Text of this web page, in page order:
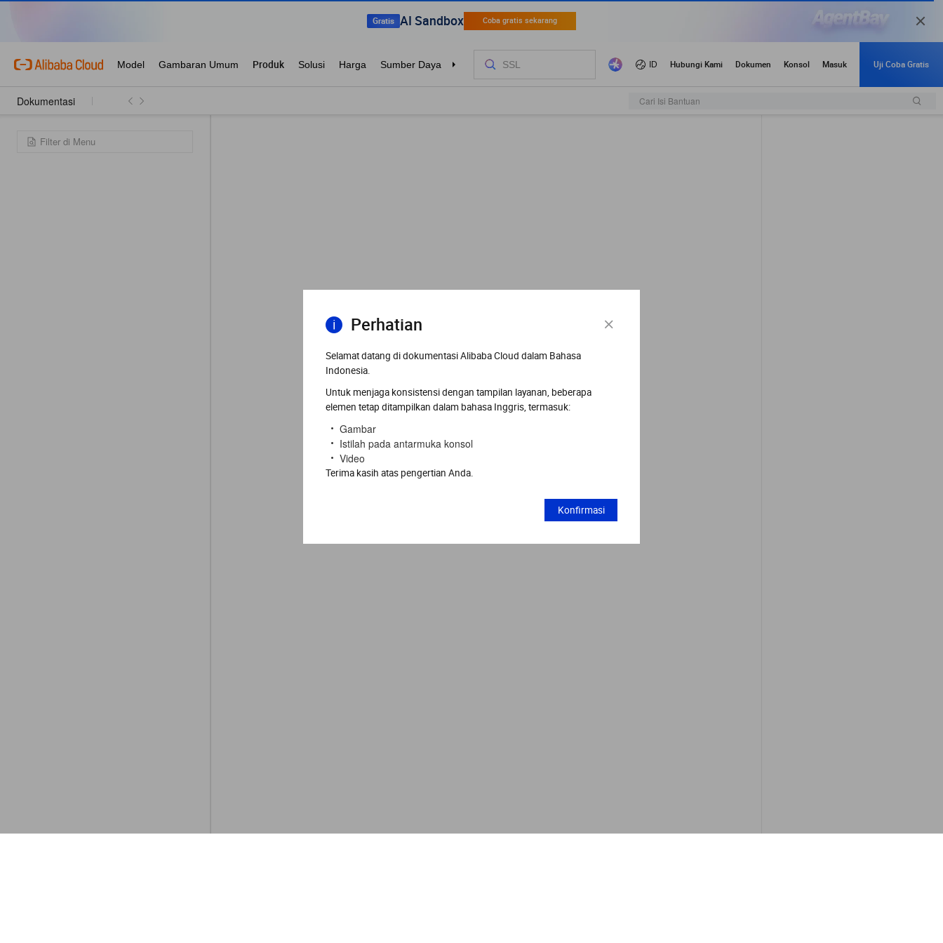
Perhatian
Selamat datang di dokumentasi Alibaba Cloud dalam Bahasa
Indonesia.
Untuk menjaga konsistensi dengan tampilan layanan, beberapa
elemen tetap ditampilkan dalam bahasa Inggris, termasuk:
Gambar
Istilah pada antarmuka konsol
Video
Terima kasih atas pengertian Anda.
Konfirmasi
Dokumentasi Cari Isi Bantuan